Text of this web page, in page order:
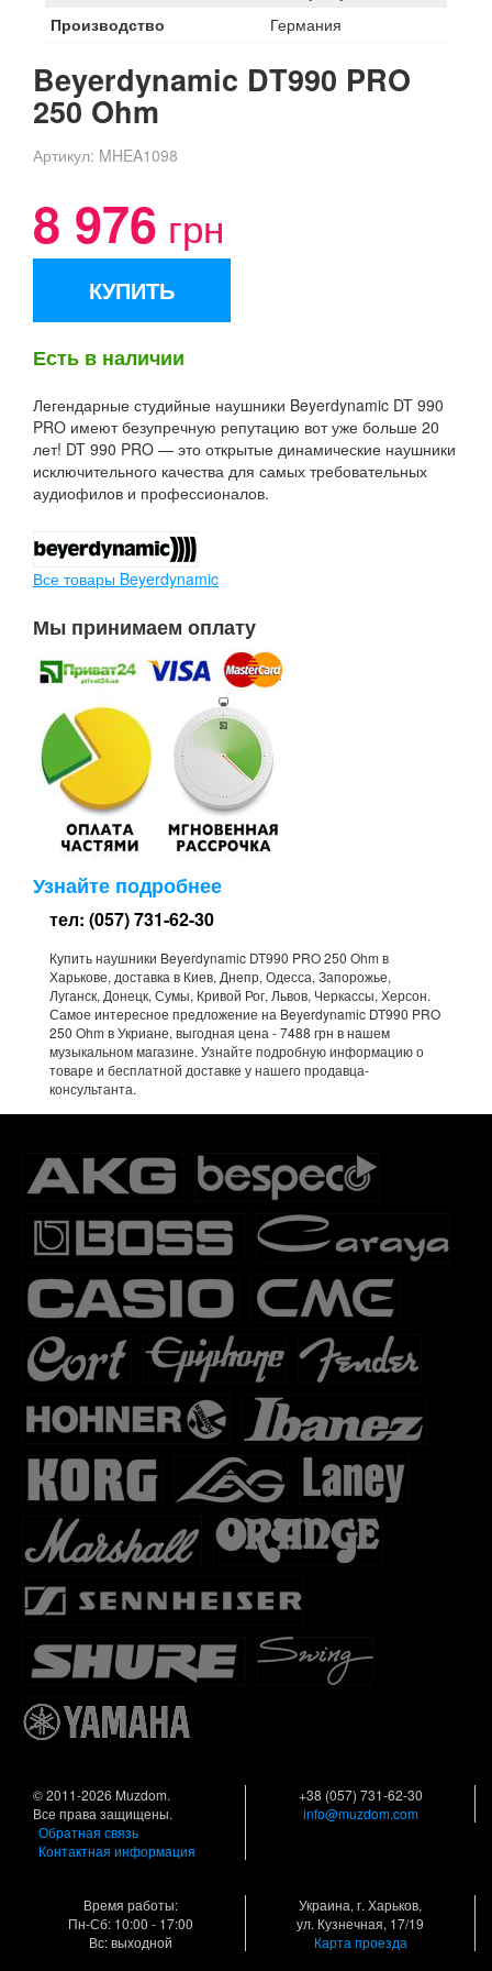
Производство
Германия
Beyerdynamic DT990 PRO
250 Ohm
Артикул: MHEA1098
8 976 грн
КУПИТЬ
Есть в наличии
Легендарные студийные наушники Beyerdynamic DT 990
PRO имеют безупречную репутацию вот уже больше 20
лет! DT 990 PRO — это открытые динамические наушники
исключительного качества для самых требовательных
аудиофилов и профессионалов.
Все товары Beyerdynamic
Мы принимаем оплату
Узнайте подробнее
тел: (057) 731-62-30
Купить наушники Beyerdynamic DT990 PRO 250 Ohm в
Харькове, доставка в Киев, Днепр, Одесса, Запорожье,
Луганск, Донецк, Сумы, Кривой Рог, Львов, Черкассы, Херсон.
Самое интересное предложение на Beyerdynamic DT990 PRO
250 Ohm в Укриане, выгодная цена - 7488 грн в нашем
музыкальном магазине. Узнайте подробную информацию о
товаре и бесплатной доставке у нашего продавца-
консультанта.
© 2011-2026 Muzdom.
Все права защищены.
Обратная связь
Контактная информация
+38 (057) 731-62-30
info@muzdom.com
Время работы:
Пн-Сб: 10:00 - 17:00
Вс: выходной
Украина, г. Харьков,
ул. Кузнечная, 17/19
Карта проезда